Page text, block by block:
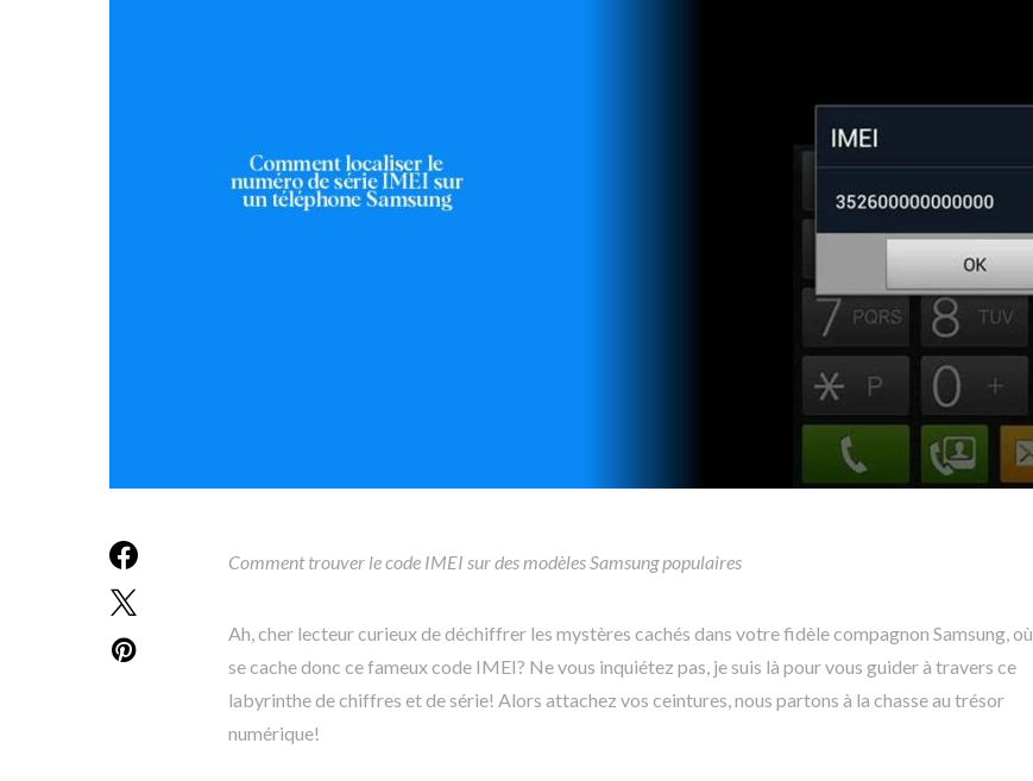
Comment trouver le code IMEI sur des modèles Samsung populaires
Ah, cher lecteur curieux de déchiffrer les mystères cachés dans votre fidèle compagnon Samsung, où
se cache donc ce fameux code IMEI? Ne vous inquiétez pas, je suis là pour vous guider à travers ce
labyrinthe de chiffres et de série! Alors attachez vos ceintures, nous partons à la chasse au trésor
numérique!